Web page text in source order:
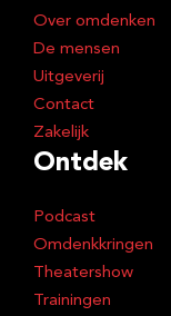
Over omdenken
De mensen
Uitgeverij
Contact
Zakelijk
Ontdek
Podcast
Omdenkkringen
Theatershow
Trainingen